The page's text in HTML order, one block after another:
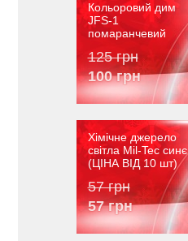
Кольоровий дим
JFS-1
помаранчевий
125 грн
100 грн
Хімічне джерело
світла Mil-Tec синє
(ЦІНА ВІД 10 шт)
57 грн
57 грн